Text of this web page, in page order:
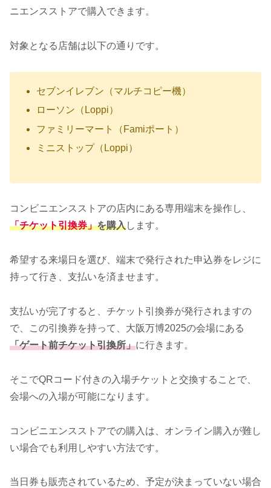
ニエンスストアで購入できます。
対象となる店舗は以下の通りです。
セブンイレブン（マルチコピー機）
ローソン（Loppi）
ファミリーマート（Famiポート）
ミニストップ（Loppi）
コンビニエンスストアの店内にある専用端末を操作し、
「チケット引換券」を購入します。
希望する来場日を選び、端末で発行された申込券をレジに
持って行き、支払いを済ませます。
支払いが完了すると、チケット引換券が発行されますの
で、この引換券を持って、大阪万博2025の会場にある
「ゲート前チケット引換所」に行きます。
そこでQRコード付きの入場チケットと交換することで、
会場への入場が可能になります。
コンビニエンスストアでの購入は、オンライン購入が難し
い場合でも利用しやすい方法です。
当日券も販売されているため、予定が決まっていない場合